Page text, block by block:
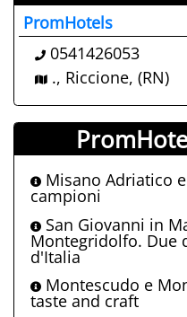
PromHotels
0541426053
., Riccione, (RN)
Misano Adriatico
campioni
San Giovanni in
Montegridolfo. Due
d'Italia
Montescudo e
taste and craft